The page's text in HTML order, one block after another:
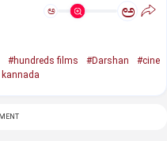
ಅ ಅ
#hundreds films #Darshan
#cine